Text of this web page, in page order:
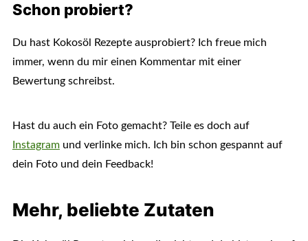
Schon probiert?
Du hast Kokosöl Rezepte ausprobiert? Ich freue mich
immer, wenn du mir einen Kommentar mit einer
Bewertung schreibst.
Hast du auch ein Foto gemacht? Teile es doch auf
Instagramund verlinke mich. Ich bin schon gespannt auf
dein Foto und dein Feedback!
Mehr, beliebte Zutaten